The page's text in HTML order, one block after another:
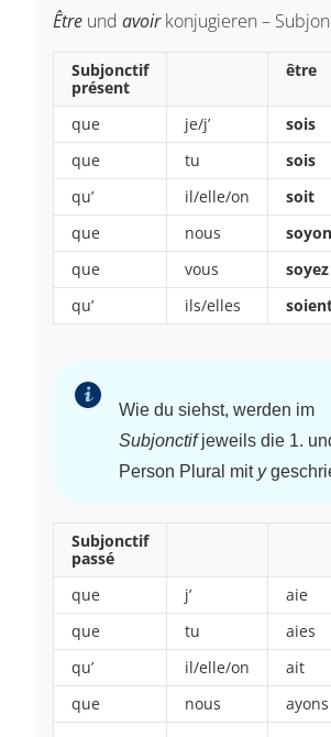
Être und avoirkonjugieren –
Subjonctif
présent
être
que je/j’ sois
que
tu sois
qu’
il/elle/on soit
que
nous
que
vous soyez
qu’
ils/elles
Wie du siehst, werden im
Subjonctifjeweils die 1.
Person Plural mit y
Subjonctif
passé
que j’ aie
que
tu aies
qu’
il/elle/on ait
que
nous ayons